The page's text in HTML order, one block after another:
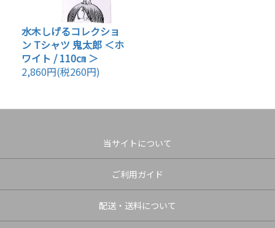
水木しげるコレクショ
ン Tシャツ 鬼太郎 ＜ホ
ワイト / 110㎝ ＞
2,860円(税260円)
当サイトについて
ご利用ガイド
配送・送料について